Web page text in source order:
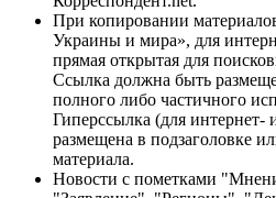
При копировании
Украины и мира», для
прямая открытая для
Ссылка должна быть
полного либо частичного
Гиперссылка (для интернет-
размещена в подзаголовке
материала.
Новости с пометками